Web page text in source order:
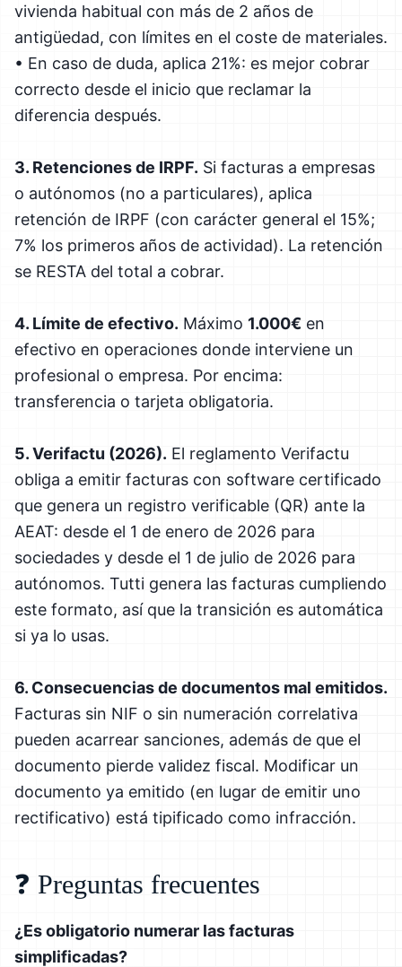
vivienda habitual con más de 2 años de
antigüedad, con límites en el coste de materiales.
• En caso de duda, aplica 21%: es mejor cobrar
correcto desde el inicio que reclamar la
diferencia después.
3. Retenciones de IRPF. Si facturas a empresas
o autónomos (no a particulares), aplica
retención de IRPF (con carácter general el 15%;
7% los primeros años de actividad). La retención
se RESTA del total a cobrar.
4. Límite de efectivo. Máximo 1.000€ en
efectivo en operaciones donde interviene un
profesional o empresa. Por encima:
transferencia o tarjeta obligatoria.
5. Verifactu (2026). El reglamento Verifactu
obliga a emitir facturas con software certificado
que genera un registro verificable (QR) ante la
AEAT: desde el 1 de enero de 2026 para
sociedades y desde el 1 de julio de 2026 para
autónomos. Tutti genera las facturas cumpliendo
este formato, así que la transición es automática
si ya lo usas.
6. Consecuencias de documentos mal emitidos.
Facturas sin NIF o sin numeración correlativa
pueden acarrear sanciones, además de que el
documento pierde validez fiscal. Modificar un
documento ya emitido (en lugar de emitir uno
rectificativo) está tipificado como infracción.
❓ Preguntas frecuentes
¿Es obligatorio numerar las facturas
simplificadas?